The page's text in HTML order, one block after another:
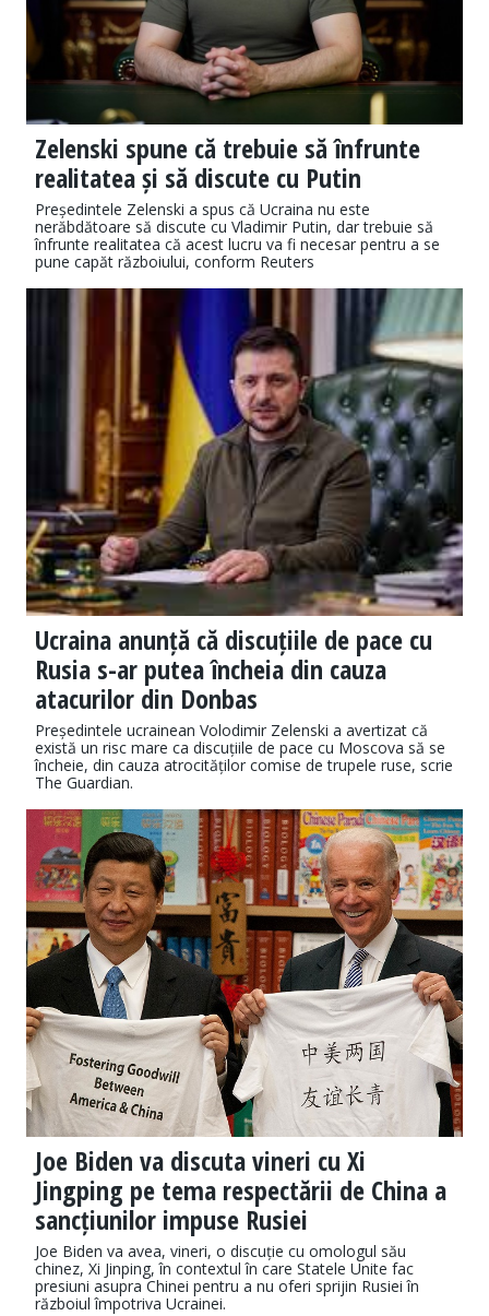
Zelenski spune că trebuie să înfrunte
realitatea și să discute cu Putin
Președintele Zelenski a spus că Ucraina nu este
nerăbdătoare să discute cu Vladimir Putin, dar trebuie să
înfrunte realitatea că acest lucru va fi necesar pentru a se
pune capăt războiului, conform Reuters
Ucraina anunță că discuțiile de pace cu
Rusia s-ar putea încheia din cauza
atacurilor din Donbas
Președintele ucrainean Volodimir Zelenski a avertizat că
există un risc mare ca discuțiile de pace cu Moscova să se
încheie, din cauza atrocităților comise de trupele ruse, scrie
The Guardian.
Joe Biden va discuta vineri cu Xi
Jingping pe tema respectării de China a
sancțiunilor impuse Rusiei
Joe Biden va avea, vineri, o discuție cu omologul său
chinez, Xi Jinping, în contextul în care Statele Unite fac
presiuni asupra Chinei pentru a nu oferi sprijin Rusiei în
războiul împotriva Ucrainei.